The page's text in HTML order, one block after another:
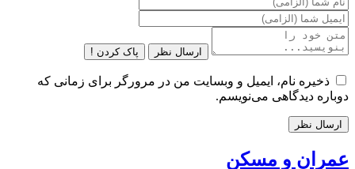
ارسال نظر پاک کردن !
ذخیره نام، ایمیل و وبسایت من در مرورگر برای زمانی که
دوباره دیدگاهی می‌نویسم.
عمران و مسکن